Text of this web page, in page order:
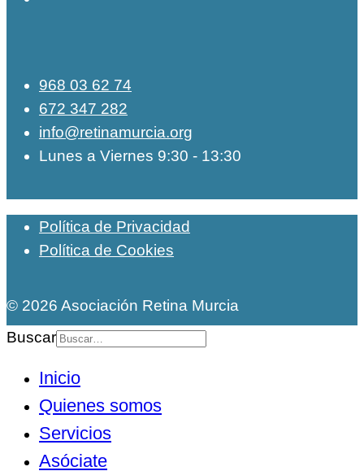
968 03 62 74
672 347 282
info@retinamurcia.org
Lunes a Viernes 9:30 - 13:30
Política de Privacidad
Política de Cookies
© 2026 Asociación Retina Murcia
Buscar
Inicio
Quienes somos
Servicios
Asóciate